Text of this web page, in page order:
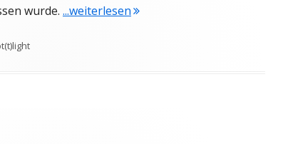
wurde. ...weiterlesen"Spottlight #32 Showdown